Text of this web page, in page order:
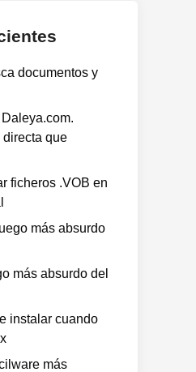
documentos y
Daleya.com.
directa que
ficheros .VOB en
más absurdo
más absurdo del
instalar cuando
más